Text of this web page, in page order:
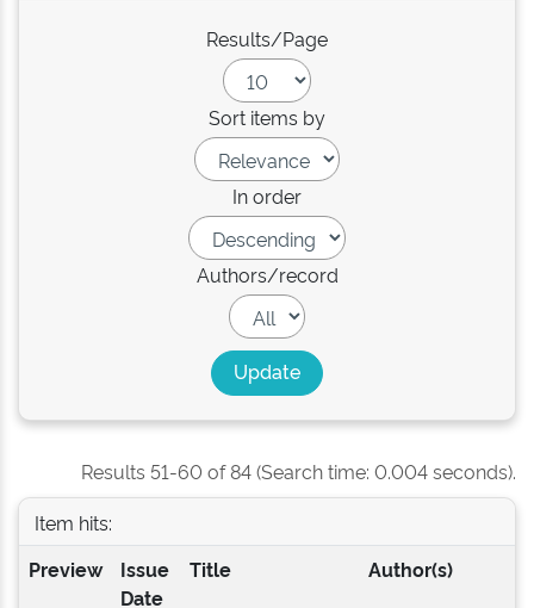
Results/Page
Sort items by
In order
Authors/record
Results 51-60 of 84 (Search time: 0.004 seconds).
Item hits:
Preview
Issue
Date
Title Author(s)